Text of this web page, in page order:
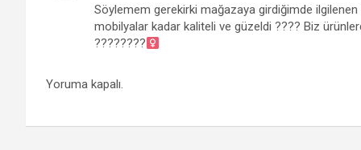
Söylemem gerekirki mağazaya girdiğimde ilgilenen
mobilyalar kadar kaliteli ve güzeldi ???? Biz
????????‍
Yoruma kapalı.